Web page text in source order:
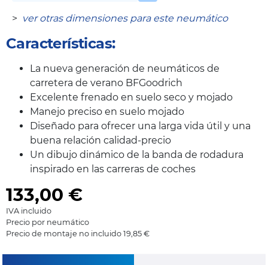
> ver otras dimensiones para este neumático
Características:
La nueva generación de neumáticos de
carretera de verano BFGoodrich
Excelente frenado en suelo seco y mojado
Manejo preciso en suelo mojado
Diseñado para ofrecer una larga vida útil y una
buena relación calidad-precio
Un dibujo dinámico de la banda de rodadura
inspirado en las carreras de coches
133,00 €
IVA incluido
Precio por neumático
Precio de montaje no incluido 19,85 €